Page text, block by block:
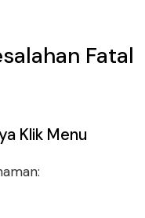
Fatal
Klik Menu